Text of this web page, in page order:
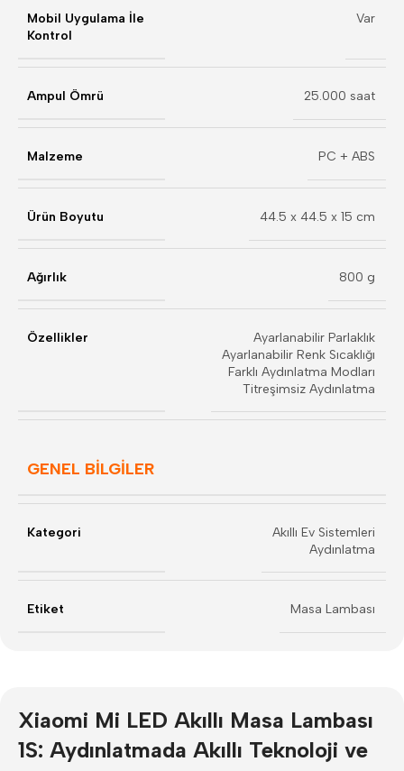
Mobil Uygulama İle
Kontrol
Var
Ampul Ömrü 25.000 saat
Malzeme PC + ABS
Ürün Boyutu 44.5 x 44.5 x 15 cm
Ağırlık 800 g
Özellikler
Ayarlanabilir Parlaklık
Ayarlanabilir Renk Sıcaklığı
Farklı Aydınlatma Modları
Titreşimsiz Aydınlatma
GENEL BİLGİLER
Kategori
Akıllı Ev Sistemleri
Aydınlatma
Etiket Masa Lambası
Xiaomi Mi LED Akıllı Masa Lambası
1S: Aydınlatmada Akıllı Teknoloji ve